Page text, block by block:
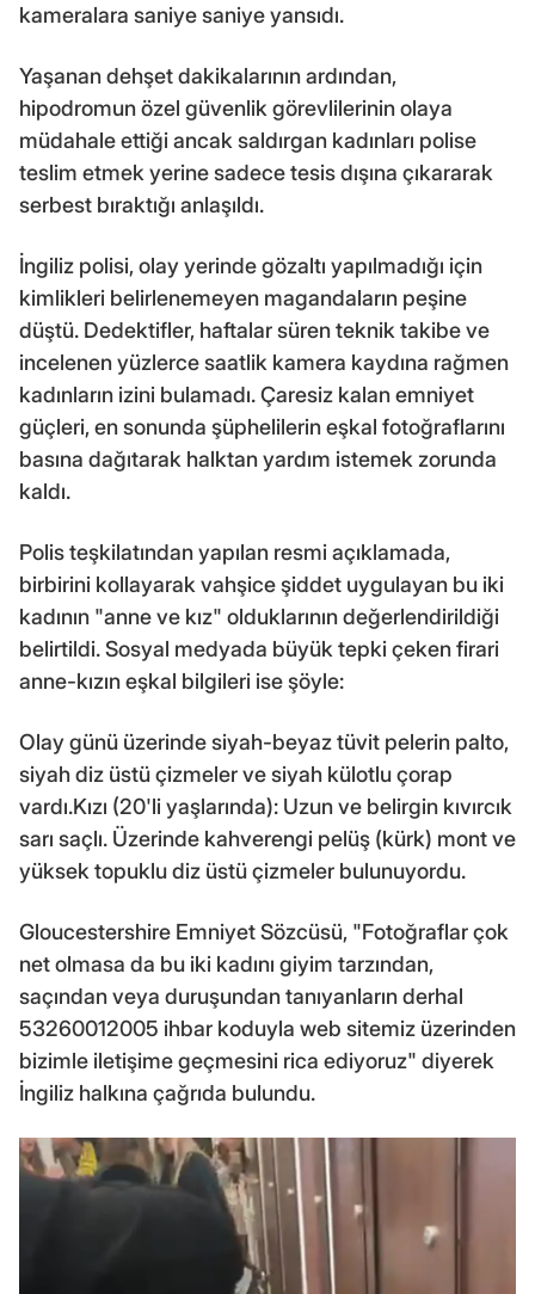
kameralara saniye saniye yansıdı.
Yaşanan dehşet dakikalarının ardından,
hipodromun özel güvenlik görevlilerinin olaya
müdahale ettiği ancak saldırgan kadınları polise
teslim etmek yerine sadece tesis dışına çıkararak
serbest bıraktığı anlaşıldı.
İngiliz polisi, olay yerinde gözaltı yapılmadığı için
kimlikleri belirlenemeyen magandaların peşine
düştü. Dedektifler, haftalar süren teknik takibe ve
incelenen yüzlerce saatlik kamera kaydına rağmen
kadınların izini bulamadı. Çaresiz kalan emniyet
güçleri, en sonunda şüphelilerin eşkal fotoğraflarını
basına dağıtarak halktan yardım istemek zorunda
kaldı.
Polis teşkilatından yapılan resmi açıklamada,
birbirini kollayarak vahşice şiddet uygulayan bu iki
kadının "anne ve kız" olduklarının değerlendirildiği
belirtildi. Sosyal medyada büyük tepki çeken firari
anne-kızın eşkal bilgileri ise şöyle:
Olay günü üzerinde siyah-beyaz tüvit pelerin palto,
siyah diz üstü çizmeler ve siyah külotlu çorap
vardı.Kızı (20'li yaşlarında): Uzun ve belirgin kıvırcık
sarı saçlı. Üzerinde kahverengi pelüş (kürk) mont ve
yüksek topuklu diz üstü çizmeler bulunuyordu.
Gloucestershire Emniyet Sözcüsü, "Fotoğraflar çok
net olmasa da bu iki kadını giyim tarzından,
saçından veya duruşundan tanıyanların derhal
53260012005 ihbar koduyla web sitemiz üzerinden
bizimle iletişime geçmesini rica ediyoruz" diyerek
İngiliz halkına çağrıda bulundu.